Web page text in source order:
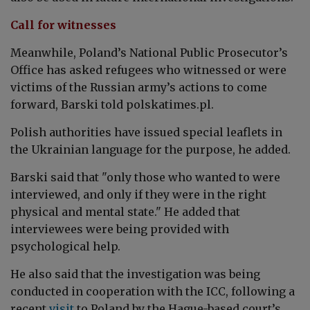
Call for witnesses
Meanwhile, Poland’s National Public Prosecutor’s
Office has asked refugees who witnessed or were
victims of the Russian army’s actions to come
forward, Barski told polskatimes.pl.
Polish authorities have issued special leaflets in
the Ukrainian language for the purpose, he added.
Barski said that "only those who wanted to were
interviewed, and only if they were in the right
physical and mental state." He added that
interviewees were being provided with
psychological help.
He also said that the investigation was being
conducted in cooperation with the ICC, following a